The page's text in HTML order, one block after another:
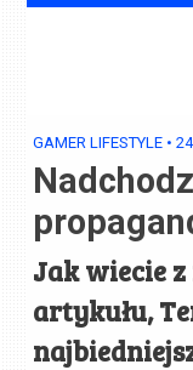
GAMER LIFESTYLE •
Jak wiecie z
artykułu,